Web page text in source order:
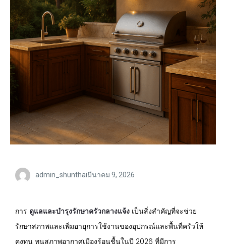
admin_shunthaiมีนาคม 9, 2026
การ ดูแลและบำรุงรักษาครัวกลางแจ้ง เป็นสิ่งสำคัญที่จะช่วย
รักษาสภาพและเพิ่มอายุการใช้งานของอุปกรณ์และพื้นที่ครัวให้
คงทน ทนสภาพอากาศเมืองร้อนชื้นในปี 2026 ที่มีการ